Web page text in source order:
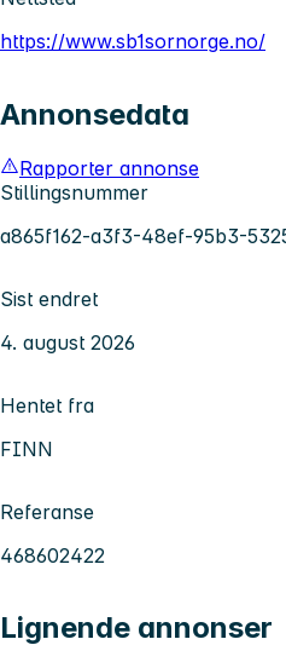
https://www.sb1sornorge.no/
Annonsedata
Rapporter annonse
Stillingsnummer
a865f162-a3f3-48ef-95b3-
Sist endret
4. august 2026
Hentet fra
FINN
Referanse
468602422
Lignende annonser